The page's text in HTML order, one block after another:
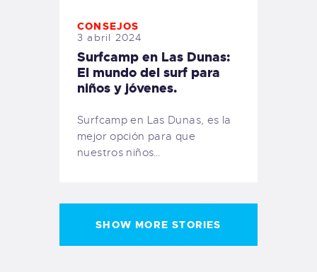
CONSEJOS
3 abril 2024
Surfcamp en Las Dunas:
El mundo del surf para
niños y jóvenes.
Surfcamp en Las Dunas, es la
mejor opción para que
nuestros niños…
SHOW MORE STORIES